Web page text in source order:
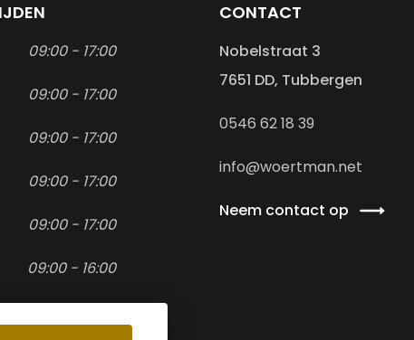
09:00 - 17:00
09:00 - 17:00
09:00 - 17:00
09:00 - 17:00
09:00 - 17:00
09:00 - 16:00
CONTACT
Nobelstraat 3
7651 DD, Tubbergen
0546 62 18 39
info@woertman.net
Neem contact op